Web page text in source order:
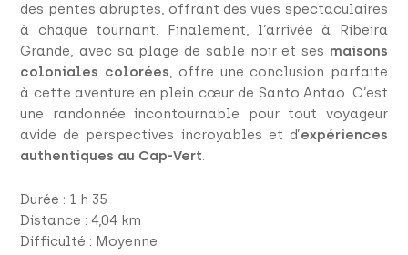
des pentes abruptes, offrant des vues spectaculaires
à chaque tournant. Finalement, l’arrivée à Ribeira
Grande, avec sa plage de sable noir et ses maisons
coloniales colorées, offre une conclusion parfaite
à cette aventure en plein cœur de Santo Antao. C’est
une randonnée incontournable pour tout voyageur
avide de perspectives incroyables et d’expériences
authentiques au Cap-Vert.
Durée : 1 h 35
Distance : 4,04 km
Difficulté : Moyenne